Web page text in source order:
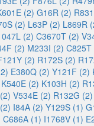
(2) G16R (2)
(2) L63P (2) L869R
(2) C3670T (2)
(2) M233I (2) C825T
(2) R172S (2)
E380Q (2) Y121F (2)
K540E (2) K103H (2)
V534E (2) R132G (2)
I84A (2) Y129S (1)
C686A (1) I1768V (1)